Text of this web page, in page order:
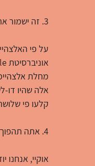
3. זה ישמור את המוח שלך חד.
על פי
אלה שהיו דו-
קלעו פי
4. אתה תהפוך לאדם טוב יותר
אוקיי, אנחנו